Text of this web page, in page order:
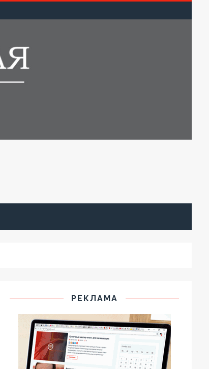
РЕКЛАМА